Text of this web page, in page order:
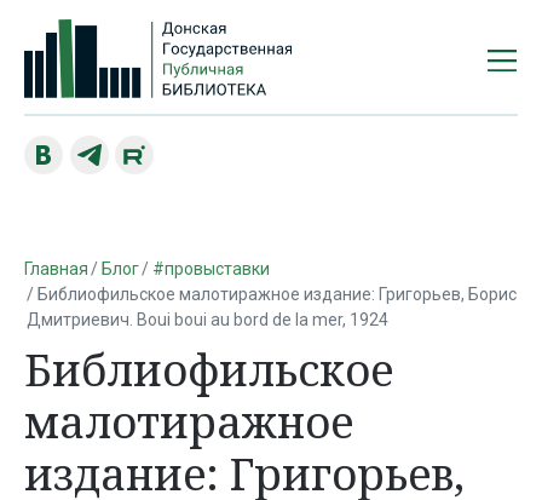
Главная Блог
#провыставки
Библиофильское малотиражное издание: Григорьев, Борис
Дмитриевич. Boui boui au bord de la mer, 1924
Библиофильское
малотиражное
издание: Григорьев,